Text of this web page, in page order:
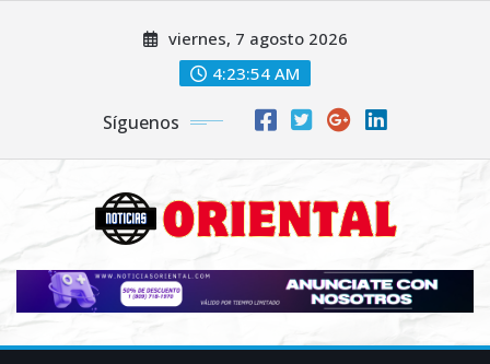
viernes, 7 agosto 2026
4:23:56 AM
Síguenos